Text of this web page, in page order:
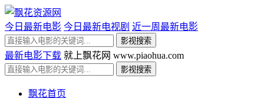
今日最新电影 今日最新电视剧 近一周最新电影
最新电影下载 就上飘花网 www.piaohua.com
飘花首页